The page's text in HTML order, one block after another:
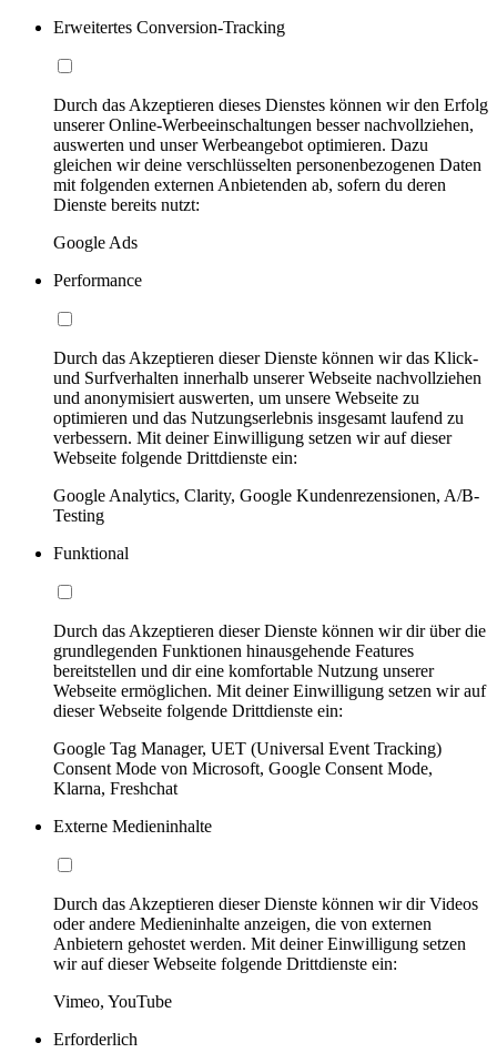
Erweitertes Conversion-Tracking
Durch das Akzeptieren dieses Dienstes können wir den Erfolg
unserer Online-Werbeeinschaltungen besser nachvollziehen,
auswerten und unser Werbeangebot optimieren. Dazu
gleichen wir deine verschlüsselten personenbezogenen Daten
mit folgenden externen Anbietenden ab, sofern du deren
Dienste bereits nutzt:
Google Ads
Performance
Durch das Akzeptieren dieser Dienste können wir das Klick-
und Surfverhalten innerhalb unserer Webseite nachvollziehen
und anonymisiert auswerten, um unsere Webseite zu
optimieren und das Nutzungserlebnis insgesamt laufend zu
verbessern. Mit deiner Einwilligung setzen wir auf dieser
Webseite folgende Drittdienste ein:
Google Analytics, Clarity, Google Kundenrezensionen, A/B-
Testing
Funktional
Durch das Akzeptieren dieser Dienste können wir dir über die
grundlegenden Funktionen hinausgehende Features
bereitstellen und dir eine komfortable Nutzung unserer
Webseite ermöglichen. Mit deiner Einwilligung setzen wir auf
dieser Webseite folgende Drittdienste ein:
Google Tag Manager, UET (Universal Event Tracking)
Consent Mode von Microsoft, Google Consent Mode,
Klarna, Freshchat
Externe Medieninhalte
Durch das Akzeptieren dieser Dienste können wir dir Videos
oder andere Medieninhalte anzeigen, die von externen
Anbietern gehostet werden. Mit deiner Einwilligung setzen
wir auf dieser Webseite folgende Drittdienste ein:
Vimeo, YouTube
Erforderlich